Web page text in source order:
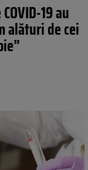
19 au
alături de cei